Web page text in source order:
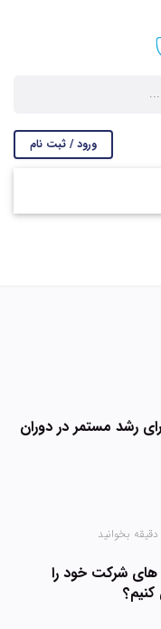
ورود / ثبت نام
رشد مستمر در دوران
های شرکت خود را